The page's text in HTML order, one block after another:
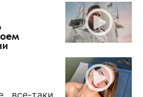
все-таки